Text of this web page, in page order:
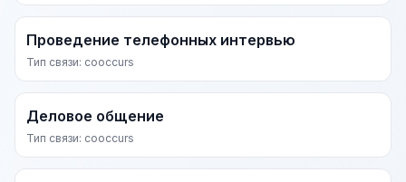
Проведение телефонных интервью
Тип связи: cooccurs
Деловое общение
Тип связи: cooccurs